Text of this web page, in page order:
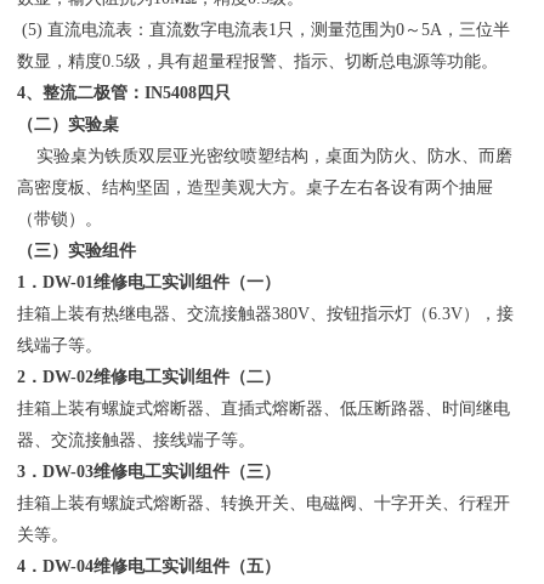
(5) 直流电流表：直流数字电流表1只，测量范围为0～5A，三位半
数显，精度0.5级，具有超量程报警、指示、切断总电源等功能。
4、整流二极管：IN5408四只
（二）实验桌
实验桌为铁质双层亚光密纹喷塑结构，桌面为防火、防水、而磨
高密度板、结构坚固，造型美观大方。桌子左右各设有两个抽屉
（带锁）。
（三）实验组件
1．DW-01维修电工实训组件（一）
挂箱上装有热继电器、交流接触器380V、按钮指示灯（6.3V），接
线端子等。
2．DW-02维修电工实训组件（二）
挂箱上装有螺旋式熔断器、直插式熔断器、低压断路器、时间继电
器、交流接触器、接线端子等。
3．DW-03维修电工实训组件（三）
挂箱上装有螺旋式熔断器、转换开关、电磁阀、十字开关、行程开
关等。
4．DW-04维修电工实训组件（五）